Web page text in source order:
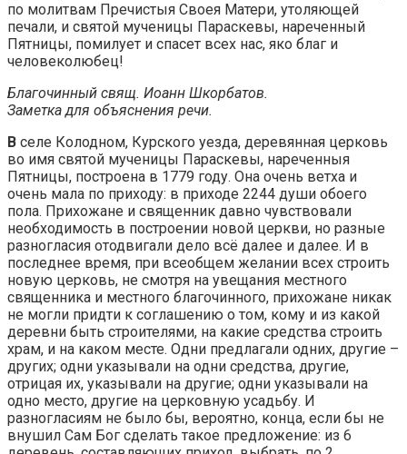
по молитвам Пречистыя Своея Матери, утоляющей
печали, и святой мученицы Параскевы, нареченный
Пятницы, помилует и спасет всех нас, яко благ и
человеколюбец!
Благочинный свящ. Иоанн Шкорбатов.
Заметка для объяснения речи.
В селе Колодном, Курского уезда, деревянная церковь
во имя святой мученицы Параскевы, нареченныя
Пятницы, построена в 1779 году. Она очень ветха и
очень мала по приходу: в приходе 2244 души обоего
пола. Прихожане и священник давно чувствовали
необходимость в построении новой церкви, но разные
разногласия отодвигали дело всё далее и далее. И в
последнее время, при всеобщем желании всех строить
новую церковь, не смотря на увещания местного
священника и местного благочинного, прихожане никак
не могли придти к соглашению о том, кому и из какой
деревни быть строителями, на какие средства строить
храм, и на каком месте. Одни предлагали одних, другие –
других; одни указывали на одни средства, другие,
отрицая их, указывали на другие; одни указывали на
одно место, другие на церковную усадьбу. И
разногласиям не было бы, вероятно, конца, если бы не
внушил Сам Бог сделать такое предложение: из 6